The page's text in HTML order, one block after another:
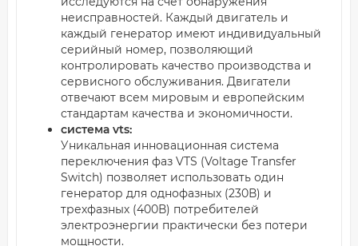
неисправностей. Каждый двигатель и
каждый генератор имеют индивидуальный
серийный номер, позволяющий
контролировать качество производства и
сервисного обслуживания. Двигатели
отвечают всем мировым и европейским
стандартам качества и экономичности.
система vts:
Уникальная инновационная система
переключения фаз VTS (Voltage Transfer
Switch) позволяет использовать один
генератор для однофазных (230В) и
трехфазных (400В) потребителей
электроэнергии практически без потери
мощности.